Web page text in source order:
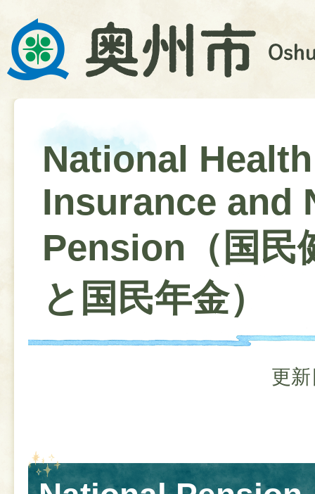
National Health
Insurance and
Pension（国民
と国民年金）
更